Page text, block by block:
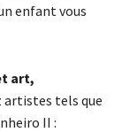
enfant vous
art,
artistes tels que
II :